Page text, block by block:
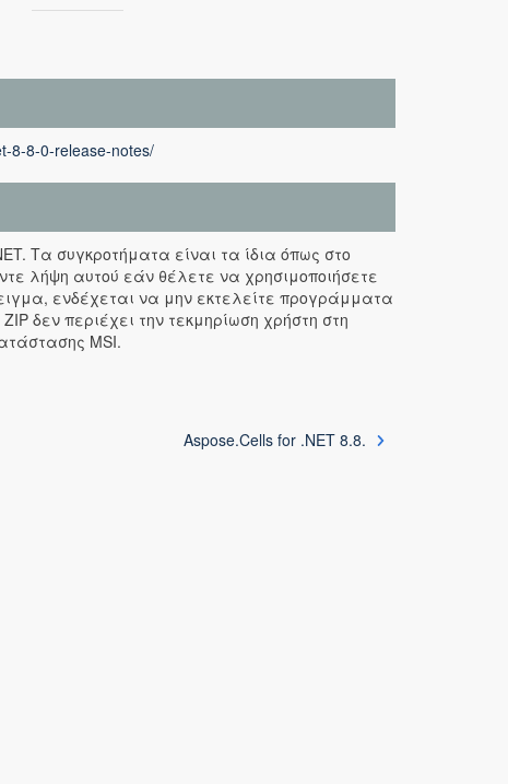
8-8-0-release-notes/
Τα συγκροτήματα είναι τα ίδια όπως στο
λήψη αυτού εάν θέλετε να χρησιμοποιήσετε
ενδέχεται να μην εκτελείτε προγράμματα
δεν περιέχει την τεκμηρίωση χρήστη στη
MSI.
Aspose.Cells for .NET 8.8.